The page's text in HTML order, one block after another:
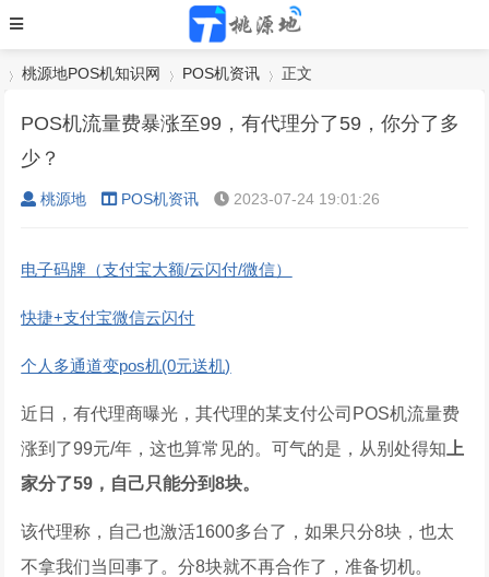
桃源地POS机知识网 POS机资讯 正文
POS机流量费暴涨至99，有代理分了59，你分了多
少？
桃源地 POS机资讯 2023-07-24 19:01:26
电子码牌（支付宝大额/云闪付/微信）
快捷+支付宝微信云闪付
个人多通道变pos机(0元送机)
近日，有代理商曝光，其代理的某支付公司POS机流量费
涨到了99元/年，这也算常见的。可气的是，从别处得知 上
家分了59，自己只能分到8块。
该代理称，自己也激活1600多台了，如果只分8块，也太
不拿我们当回事了。分8块就不再合作了，准备切机。